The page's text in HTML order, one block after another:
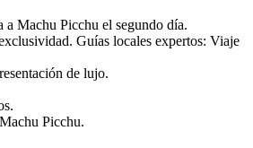
a Machu Picchu el segundo día.
Guías locales expertos: Viaje
de lujo.
Picchu.